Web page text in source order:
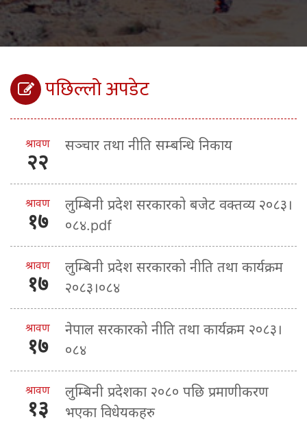
पछिल्लो अपडेट
श्रावण
२२
सञ्चार तथा नीति सम्बन्धि निकाय
श्रावण
१७
लुम्बिनी प्रदेश सरकारको बजेट वक्तव्य २०८३।
०८४.pdf
श्रावण
१७
लुम्बिनी प्रदेश सरकारको नीति तथा कार्यक्रम
२०८३।०८४
श्रावण
१७
नेपाल सरकारको नीति तथा कार्यक्रम २०८३।
०८४
श्रावण
१३
लुम्बिनी प्रदेशका २०८० पछि प्रमाणीकरण
भएका विधेयकहरु